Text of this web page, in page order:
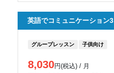
英語でコミュニケーション3
グループレッスン 子供向け
8,030円(税込) / 月